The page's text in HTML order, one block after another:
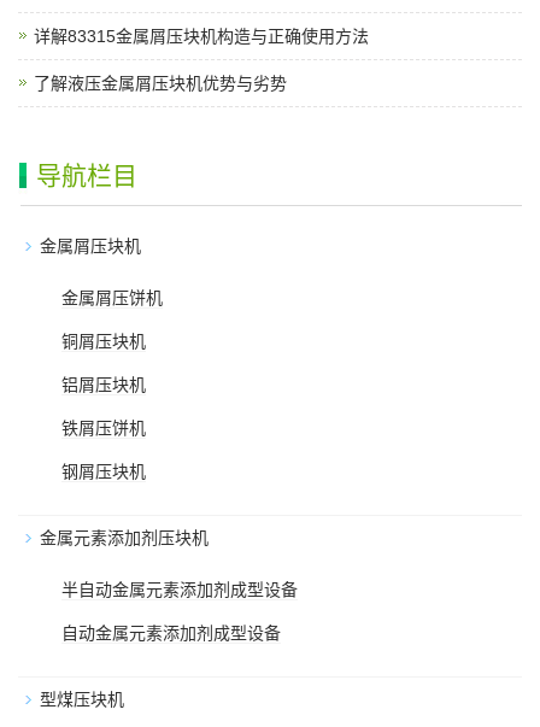
详解83315金属屑压块机构造与正确使用方法
了解液压金属屑压块机优势与劣势
导航栏目
金属屑压块机
金属屑压饼机
铜屑压块机
铝屑压块机
铁屑压饼机
钢屑压块机
金属元素添加剂压块机
半自动金属元素添加剂成型设备
自动金属元素添加剂成型设备
型煤压块机